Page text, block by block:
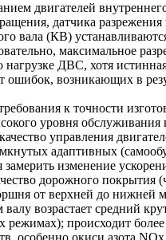
двигателей
датчика
вала (КВ)
максимальное
ДВС, хотя
возникающих в
к точности
уровня обслуживания
управления
адаптивных
замерить изменение
дорожного
от верхней до нижней
возрастает средний
режимах); происходит